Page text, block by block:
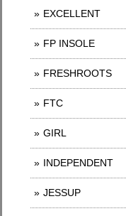
EXCELLENT
FP INSOLE
FRESHROOTS
FTC
GIRL
INDEPENDENT
JESSUP